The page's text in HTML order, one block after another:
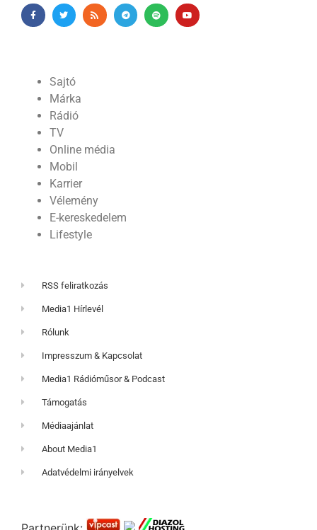
Sajtó
Márka
Rádió
TV
Online média
Mobil
Karrier
Vélemény
E-kereskedelem
Lifestyle
RSS feliratkozás
Media1 Hírlevél
Rólunk
Impresszum & Kapcsolat
Media1 Rádióműsor & Podcast
Támogatás
Médiaajánlat
About Media1
Adatvédelmi irányelvek